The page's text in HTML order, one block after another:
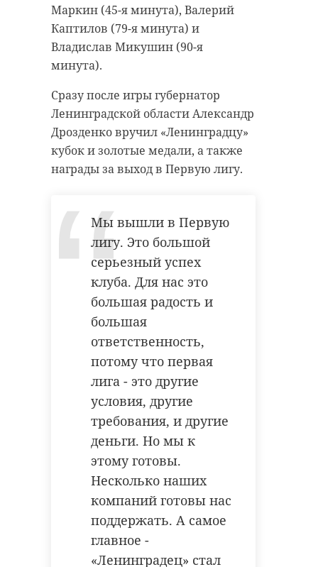
Маркин (45-я минута), Валерий
Каптилов (79-я минута) и
Владислав Микушин (90-я
минута).
Сразу после игры губернатор
Ленинградской области Александр
Дрозденко вручил «Ленинградцу»
кубок и золотые медали, а также
награды за выход в Первую лигу.
Мы вышли в Первую
лигу. Это большой
серьезный успех
клуба. Для нас это
большая радость и
большая
ответственность,
потому что первая
лига - это другие
условия, другие
требования, и другие
деньги. Но мы к
этому готовы.
Несколько наших
компаний готовы нас
поддержать. А самое
главное -
«Ленинградец» стал